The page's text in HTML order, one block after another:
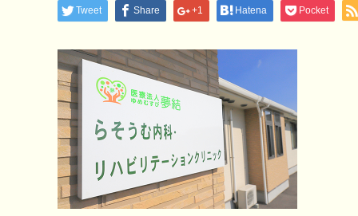
Tweet Share +1 Hatena Pocket